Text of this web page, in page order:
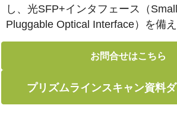
し、光SFP+インタフェース（
Pluggable Optical Interface）を備え
お問合せはこちら
プリズムラインスキャン資料